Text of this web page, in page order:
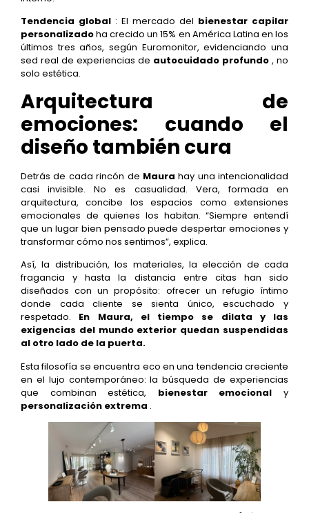
Tendencia global : El mercado del bienestar capilar
personalizadoha crecido un 15% en América Latina en los
últimos tres años, según Euromonitor, evidenciando una
sed real de experiencias de autocuidado profundo , no
solo estética.
Arquitectura de
emociones: cuando el
diseño también cura
Detrás de cada rincón de Maura hay una intencionalidad
casi invisible. No es casualidad. Vera, formada en
arquitectura, concibe los espacios como extensiones
emocionales de quienes los habitan. “Siempre entendí
que un lugar bien pensado puede despertar emociones y
transformar cómo nos sentimos”, explica.
Así, la distribución, los materiales, la elección de cada
fragancia y hasta la distancia entre citas han sido
diseñados con un propósito: ofrecer un refugio íntimo
donde cada cliente se sienta único, escuchado y
respetado. En Maura, el tiempo se dilata y las
exigencias del mundo exterior quedan suspendidas
al otro lado de la puerta.
Esta filosofía se encuentra eco en una tendencia creciente
en el lujo contemporáneo: la búsqueda de experiencias
que combinan estética, bienestar emocional y
personalización extrema .